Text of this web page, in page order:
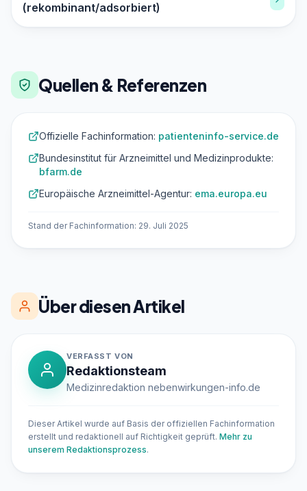
(rekombinant/adsorbiert)
Quellen & Referenzen
Offizielle Fachinformation: patienteninfo-service.de
Bundesinstitut für Arzneimittel und Medizinprodukte:
bfarm.de
Europäische Arzneimittel-Agentur: ema.europa.eu
Stand der Fachinformation: 29. Juli 2025
Über diesen Artikel
VERFASST VON
Redaktionsteam
Medizinredaktion nebenwirkungen-info.de
Dieser Artikel wurde auf Basis der offiziellen Fachinformation
erstellt und redaktionell auf Richtigkeit geprüft. Mehr zu
unserem Redaktionsprozess.